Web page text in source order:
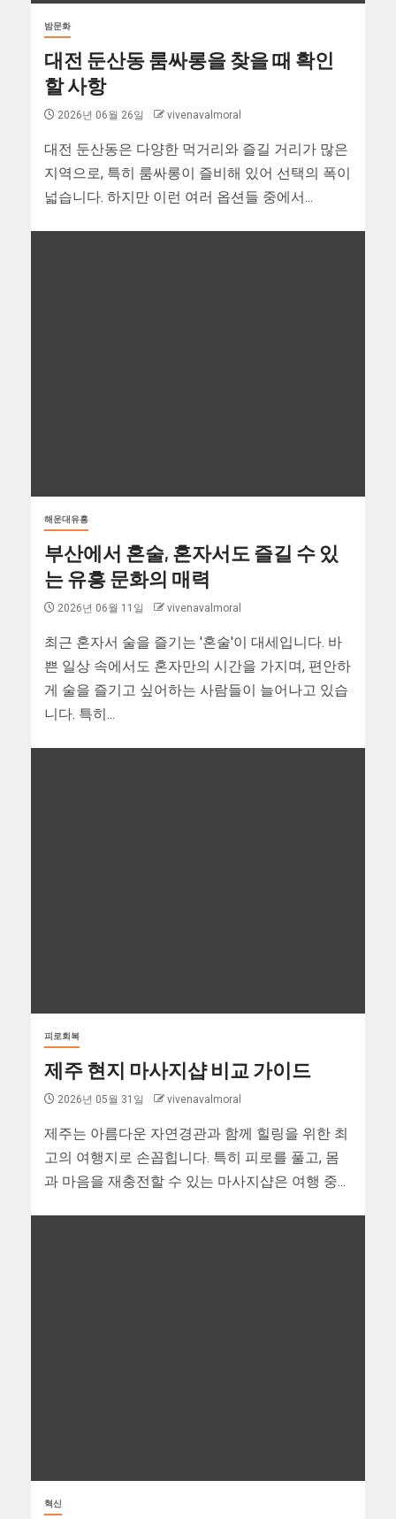
밤문화
대전 둔산동 룸싸롱을 찾을 때 확인
할 사항
2026년 06월 26일 vivenavalmoral
대전 둔산동은 다양한 먹거리와 즐길 거리가 많은
지역으로, 특히 룸싸롱이 즐비해 있어 선택의 폭이
넓습니다. 하지만 이런 여러 옵션들 중에서...
해운대유흥
부산에서 혼술, 혼자서도 즐길 수 있
는 유흥 문화의 매력
2026년 06월 11일 vivenavalmoral
최근 혼자서 술을 즐기는 '혼술'이 대세입니다. 바
쁜 일상 속에서도 혼자만의 시간을 가지며, 편안하
게 술을 즐기고 싶어하는 사람들이 늘어나고 있습
니다. 특히...
피로회복
제주 현지 마사지샵 비교 가이드
2026년 05월 31일 vivenavalmoral
제주는 아름다운 자연경관과 함께 힐링을 위한 최
고의 여행지로 손꼽힙니다. 특히 피로를 풀고, 몸
과 마음을 재충전할 수 있는 마사지샵은 여행 중...
혁신